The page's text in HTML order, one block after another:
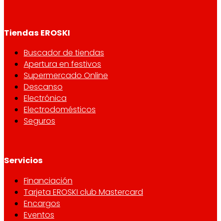
Tiendas EROSKI
Buscador de tiendas
Apertura en festivos
Supermercado Online
Descanso
Electrónica
Electrodomésticos
Seguros
Servicios
Financiación
Tarjeta EROSKI club Mastercard
Encargos
Eventos